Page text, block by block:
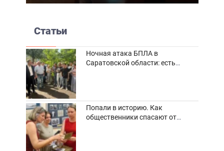
Статьи
Ночная атака БПЛА в
Саратовской области: есть
Попали в историю. Как
общественники спасают от